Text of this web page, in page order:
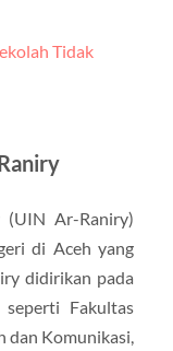
Tidak
(UIN Ar-Raniry)
di Aceh yang
didirikan pada
Fakultas
dan Komunikasi,